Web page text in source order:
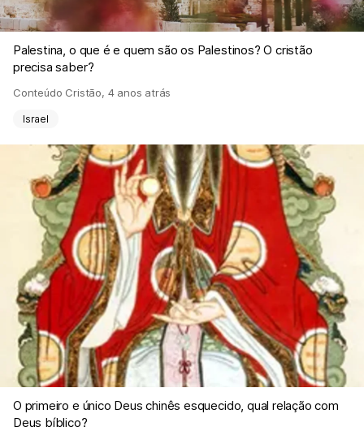
Palestina, o que é e quem são os Palestinos? O cristão
precisa saber?
Conteúdo Cristão, 4 anos atrás
Israel
O primeiro e único Deus chinês esquecido, qual relação com
Deus bíblico?